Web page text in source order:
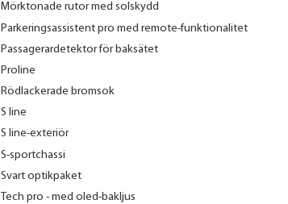
Mörktonade rutor med solskydd
Parkeringsassistent pro med remote-funktionalitet
Passagerardetektor för baksätet
Proline
Rödlackerade bromsok
S line
S line-exteriör
S-sportchassi
Svart optikpaket
Tech pro - med oled-bakljus